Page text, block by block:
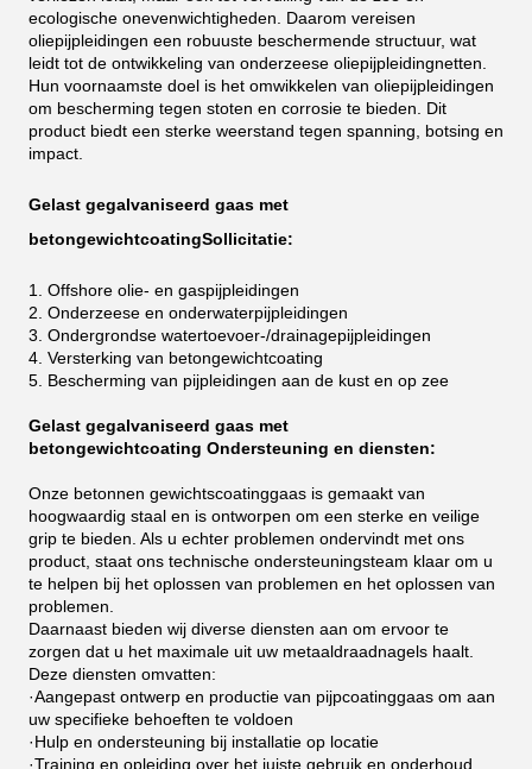
ecologische onevenwichtigheden. Daarom vereisen
oliepijpleidingen een robuuste beschermende structuur, wat
leidt tot de ontwikkeling van onderzeese oliepijpleidingnetten.
Hun voornaamste doel is het omwikkelen van oliepijpleidingen
om bescherming tegen stoten en corrosie te bieden. Dit
product biedt een sterke weerstand tegen spanning, botsing en
impact.
Gelast gegalvaniseerd gaas met
betongewichtcoatingSollicitatie:
1. Offshore olie- en gaspijpleidingen
2. Onderzeese en onderwaterpijpleidingen
3. Ondergrondse watertoevoer-/drainagepijpleidingen
4. Versterking van betongewichtcoating
5. Bescherming van pijpleidingen aan de kust en op zee
Gelast gegalvaniseerd gaas met
betongewichtcoating Ondersteuning en diensten:
Onze betonnen gewichtscoatinggaas is gemaakt van
hoogwaardig staal en is ontworpen om een ​​sterke en veilige
grip te bieden. Als u echter problemen ondervindt met ons
product, staat ons technische ondersteuningsteam klaar om u
te helpen bij het oplossen van problemen en het oplossen van
problemen.
Daarnaast bieden wij diverse diensten aan om ervoor te
zorgen dat u het maximale uit uw metaaldraadnagels haalt.
Deze diensten omvatten:
·Aangepast ontwerp en productie van pijpcoatinggaas om aan
uw specifieke behoeften te voldoen
·Hulp en ondersteuning bij installatie op locatie
·Training en opleiding over het juiste gebruik en onderhoud